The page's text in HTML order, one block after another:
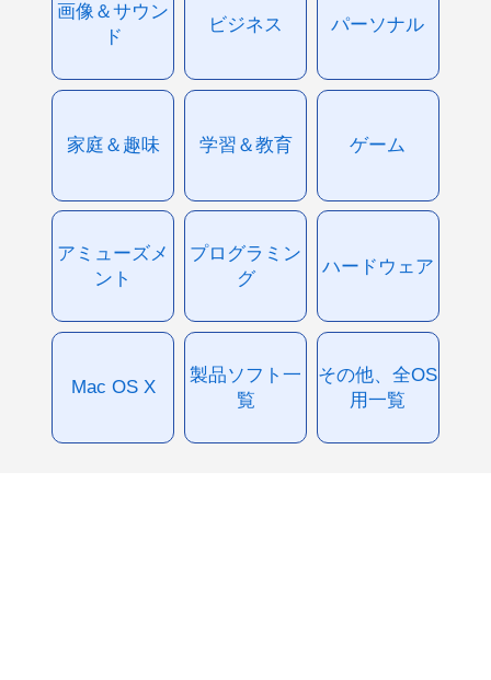
画像＆サウン
ド
ビジネス パーソナル
家庭＆趣味 学習＆教育 ゲーム
アミューズメ
ント
プログラミン
グ
ハードウェア
Mac OS X
製品ソフト一
覧
その他、全OS
用一覧